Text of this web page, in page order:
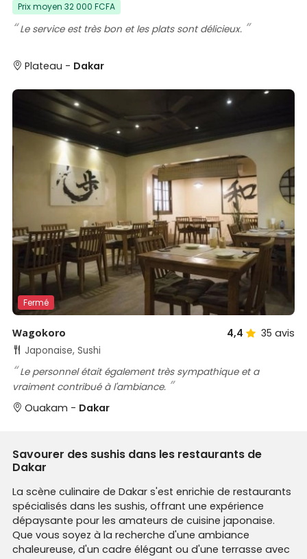
Prix moyen 32 000 FCFA
Le service est très bon et les plats sont délicieux.
Plateau - Dakar
Fermé
Wagokoro 4,4 35 avis
Japonaise, Sushi
Le personnel était également très sympathique et a
vraiment contribué à l'ambiance.
Ouakam - Dakar
Savourer des sushis dans les restaurants de
Dakar
La scène culinaire de Dakar s'est enrichie de restaurants
spécialisés dans les sushis, offrant une expérience
dépaysante pour les amateurs de cuisine japonaise.
Que vous soyez à la recherche d'une ambiance
chaleureuse, d'un cadre élégant ou d'une terrasse avec